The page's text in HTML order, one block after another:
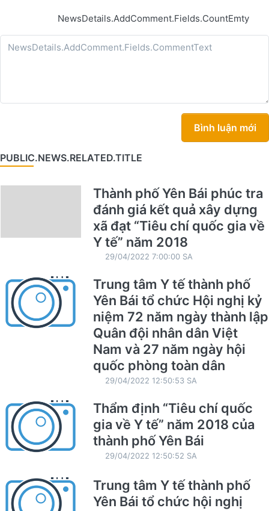
NewsDetails.AddComment.Fields.CountEmty
Bình luận mới
PUBLIC.NEWS.RELATED.TITLE
Thành phố Yên Bái phúc tra
đánh giá kết quả xây dựng
xã đạt “Tiêu chí quốc gia về
Y tế” năm 2018
29/04/2022 7:00:00 SA
Trung tâm Y tế thành phố
Yên Bái tổ chức Hội nghị kỷ
niệm 72 năm ngày thành lập
Quân đội nhân dân Việt
Nam và 27 năm ngày hội
quốc phòng toàn dân
29/04/2022 12:50:53 SA
Thẩm định “Tiêu chí quốc
gia về Y tế” năm 2018 của
thành phố Yên Bái
29/04/2022 12:50:52 SA
Trung tâm Y tế thành phố
Yên Bái tổ chức hội nghị